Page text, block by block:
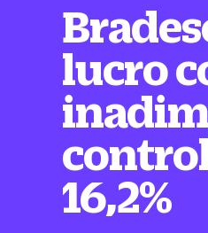
lucro
16,2%